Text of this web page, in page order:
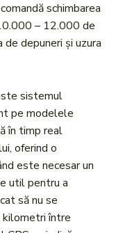
schimbarea
– 12.000 de
depuneri și uzura
sistemul
pe modelele
în timp real
oferind o
este necesar un
util pentru a
să nu se
kilometri între